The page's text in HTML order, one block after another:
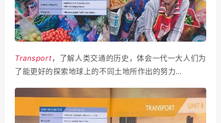
Transport，了解人类交通的历史，体会一代一大人们为
了能更好的探索地球上的不同土地所作出的努力…